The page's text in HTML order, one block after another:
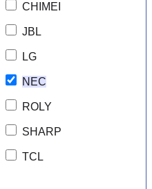
CHIMEI
JBL
LG
NEC
ROLY
SHARP
TCL